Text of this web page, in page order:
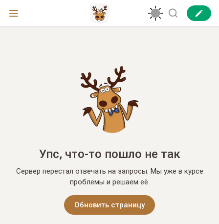
Упс, что-то пошло не так
Сервер перестал отвечать на запросы. Мы уже в курсе
проблемы и решаем её.
Обновить страницу